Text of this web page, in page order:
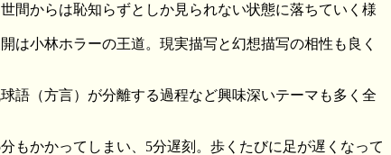
間からは恥知らずとしか見られない状態に落ちていく様
は小林ホラーの王道。現実描写と幻想描写の相性も良く
語（方言）が分離する過程など興味深いテーマも多く全
もかかってしまい、5分遅刻。歩くたびに足が遅くなって